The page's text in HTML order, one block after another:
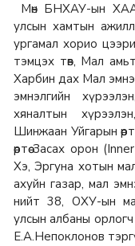
Мөн БНХАУ-ын
улсын хамтын
ургамал хорио
тэмцэх төв, Мал
Харбин дах Мал
эмнэлгийн
хяналтын
Шинжаан Уйгарын
өөртөө Засах орон
Хэ, Эргуна хотын мал
ахуйн газар, мал
нийт 38, ОХУ-ын
улсын албаны
Е.А.Непоклонов